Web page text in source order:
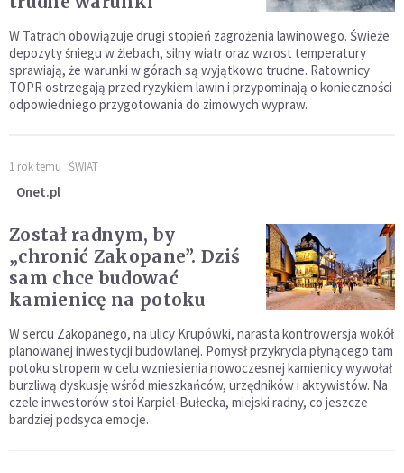
W Tatrach obowiązuje drugi stopień zagrożenia lawinowego. Świeże
depozyty śniegu w żlebach, silny wiatr oraz wzrost temperatury
sprawiają, że warunki w górach są wyjątkowo trudne. Ratownicy
TOPR ostrzegają przed ryzykiem lawin i przypominają o konieczności
odpowiedniego przygotowania do zimowych wypraw.
1 rok temu ŚWIAT
Onet.pl
Został radnym, by
„chronić Zakopane”. Dziś
sam chce budować
kamienicę na potoku
W sercu Zakopanego, na ulicy Krupówki, narasta kontrowersja wokół
planowanej inwestycji budowlanej. Pomysł przykrycia płynącego tam
potoku stropem w celu wzniesienia nowoczesnej kamienicy wywołał
burzliwą dyskusję wśród mieszkańców, urzędników i aktywistów. Na
czele inwestorów stoi Karpiel-Bułecka, miejski radny, co jeszcze
bardziej podsyca emocje.